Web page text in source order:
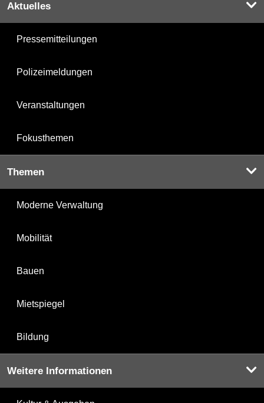
Aktuelles
Pressemitteilungen
Polizeimeldungen
Veranstaltungen
Fokusthemen
Themen
Moderne Verwaltung
Mobilität
Bauen
Mietspiegel
Bildung
Weitere Informationen